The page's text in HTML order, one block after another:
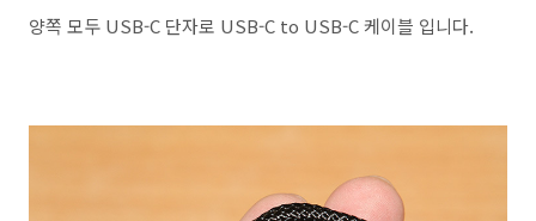
양쪽 모두 USB-C 단자로 USB-C to USB-C 케이블 입니다.